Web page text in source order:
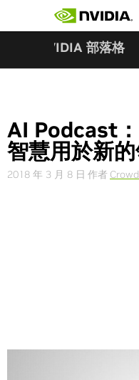
NVIDIA 部落格
AI Podcast
智慧用於新
2018 年 3 月 8 日 作者